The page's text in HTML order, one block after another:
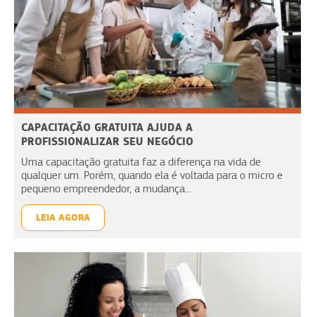
CAPACITAÇÃO GRATUITA AJUDA A
PROFISSIONALIZAR SEU NEGÓCIO
Uma capacitação gratuita faz a diferença na vida de
qualquer um. Porém, quando ela é voltada para o micro e
pequeno empreendedor, a mudança...
LEIA AGORA